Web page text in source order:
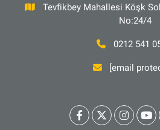
Tevfikbey Mahallesi Köşk
No:24/4
0212 541
[email